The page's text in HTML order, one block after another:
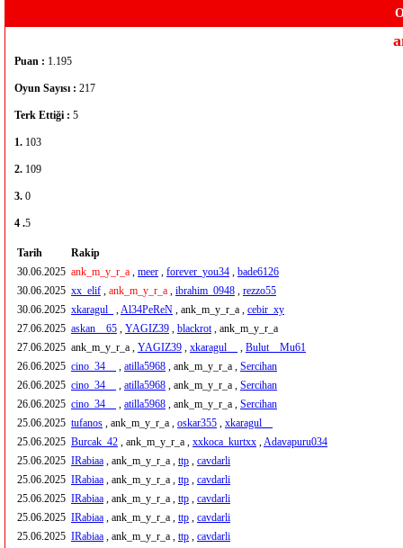
Puan : 1.195
Oyun Sayısı : 217
Terk Ettiği : 5
1. 103
2. 109
3. 0
4 .5
Tarih
Rakip
30.06.2025 ank_m_y_r_a , meer , forever_you34 , bade6126
30.06.2025 xx_elif , ank_m_y_r_a , ibrahim_0948 , rezzo55
30.06.2025 xkaragul_ ,Al34PeReN , ank_m_y_r_a , cebir_xy
27.06.2025 askan__65 , YAGIZ39 , blackrot, ank_m_y_r_a
27.06.2025 ank_m_y_r_a , YAGIZ39 , xkaragul__ , Bulut__Mu61
26.06.2025 cino_34__ , atilla5968 , ank_m_y_r_a , Sercihan
26.06.2025 cino_34__ , atilla5968 , ank_m_y_r_a , Sercihan
26.06.2025 cino_34__ , atilla5968 , ank_m_y_r_a , Sercihan
25.06.2025 tufanos , ank_m_y_r_a , oskar355 , xkaragul__
25.06.2025 Burcak_42 , ank_m_y_r_a , xxkoca_kurtxx ,Adavapuru034
25.06.2025 IRabiaa , ank_m_y_r_a , ttp , cavdarli
25.06.2025 IRabiaa , ank_m_y_r_a , ttp , cavdarli
25.06.2025 IRabiaa , ank_m_y_r_a , ttp , cavdarli
25.06.2025 IRabiaa , ank_m_y_r_a , ttp , cavdarli
25.06.2025 IRabiaa , ank_m_y_r_a , ttp , cavdarli